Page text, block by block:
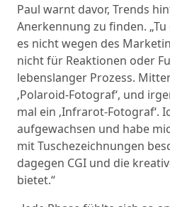
Paul warnt davor, Trends
Anerkennung zu finden.
es nicht wegen des
nicht für Reaktionen oder
lebenslanger Prozess.
‚Polaroid-Fotograf‘, und
mal ein ‚Infrarot-Fotograf‘.
aufgewachsen und habe
mit Tuschezeichnungen
dagegen CGI und die
bietet.“